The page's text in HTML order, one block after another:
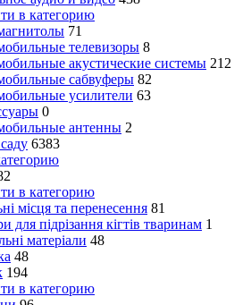
в категорию
71
телевизоры 8
акустические системы 212
сабвуферы 82
усилители 63
0
антенны 2
6383
в категорию
місця та перенесення 81
для підрізання кігтів тваринам 1
матеріали 48
48
194
в категорию